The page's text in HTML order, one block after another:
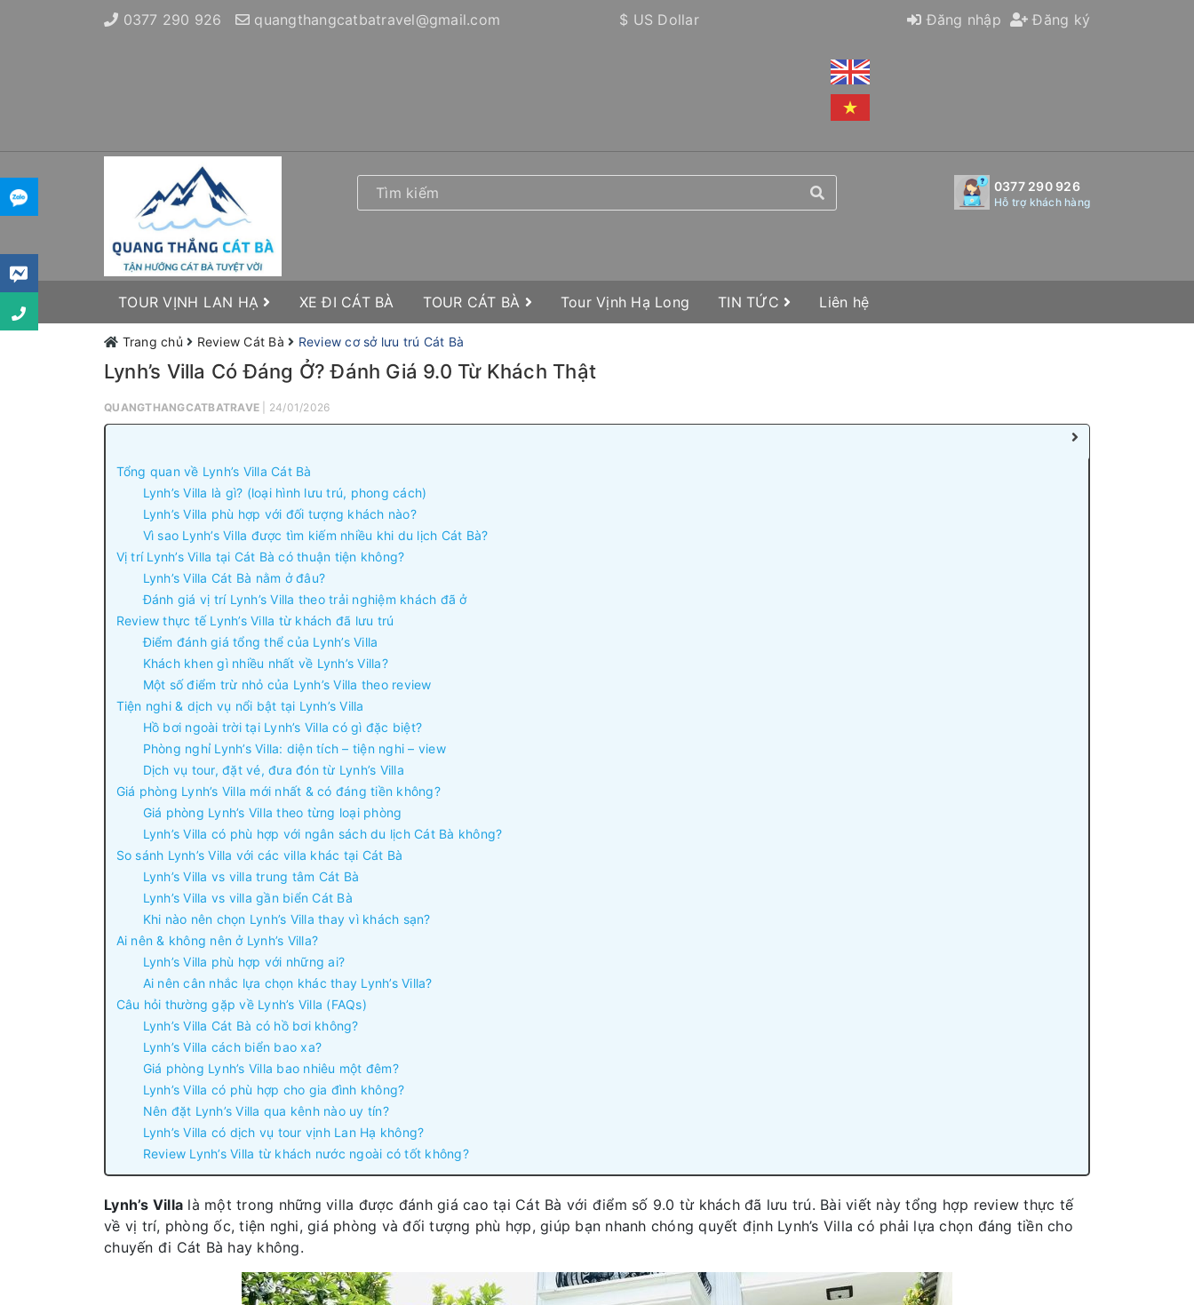
0377 290 926 quangthangcatbatravel@gmail.com Đăng nhập Đăng ký
$ US Dollar
0377 290 926
Hỗ trợ khách hàng
TOUR VỊNH LAN HẠ XE ĐI CÁT BÀ TOUR CÁT BÀ Tour Vịnh Hạ Long TIN TỨC Liên hệ
Trang chủ Review Cát Bà Review cơ sở lưu trú Cát Bà
Lynh’s Villa Có Đáng Ở? Đánh Giá 9.0 Từ Khách Thật
QUANGTHANGCATBATRAVE | 24/01/2026
Tổng quan về Lynh’s Villa Cát Bà
Lynh’s Villa là gì? (loại hình lưu trú, phong cách)
Lynh’s Villa phù hợp với đối tượng khách nào?
Vì sao Lynh’s Villa được tìm kiếm nhiều khi du lịch Cát Bà?
Vị trí Lynh’s Villa tại Cát Bà có thuận tiện không?
Lynh’s Villa Cát Bà nằm ở đâu?
Đánh giá vị trí Lynh’s Villa theo trải nghiệm khách đã ở
Review thực tế Lynh’s Villa từ khách đã lưu trú
Điểm đánh giá tổng thể của Lynh’s Villa
Khách khen gì nhiều nhất về Lynh’s Villa?
Một số điểm trừ nhỏ của Lynh’s Villa theo review
Tiện nghi & dịch vụ nổi bật tại Lynh’s Villa
Hồ bơi ngoài trời tại Lynh’s Villa có gì đặc biệt?
Phòng nghỉ Lynh’s Villa: diện tích – tiện nghi – view
Dịch vụ tour, đặt vé, đưa đón từ Lynh’s Villa
Giá phòng Lynh’s Villa mới nhất & có đáng tiền không?
Giá phòng Lynh’s Villa theo từng loại phòng
Lynh’s Villa có phù hợp với ngân sách du lịch Cát Bà không?
So sánh Lynh’s Villa với các villa khác tại Cát Bà
Lynh’s Villa vs villa trung tâm Cát Bà
Lynh’s Villa vs villa gần biển Cát Bà
Khi nào nên chọn Lynh’s Villa thay vì khách sạn?
Ai nên & không nên ở Lynh’s Villa?
Lynh’s Villa phù hợp với những ai?
Ai nên cân nhắc lựa chọn khác thay Lynh’s Villa?
Câu hỏi thường gặp về Lynh’s Villa (FAQs)
Lynh’s Villa Cát Bà có hồ bơi không?
Lynh’s Villa cách biển bao xa?
Giá phòng Lynh’s Villa bao nhiêu một đêm?
Lynh’s Villa có phù hợp cho gia đình không?
Nên đặt Lynh’s Villa qua kênh nào uy tín?
Lynh’s Villa có dịch vụ tour vịnh Lan Hạ không?
Review Lynh’s Villa từ khách nước ngoài có tốt không?
Lynh’s Villa là một trong những villa được đánh giá cao tại Cát Bà với điểm số 9.0 từ khách đã lưu trú. Bài viết này tổng hợp review thực tế
về vị trí, phòng ốc, tiện nghi, giá phòng và đối tượng phù hợp, giúp bạn nhanh chóng quyết định Lynh’s Villa có phải lựa chọn đáng tiền cho
chuyến đi Cát Bà hay không.